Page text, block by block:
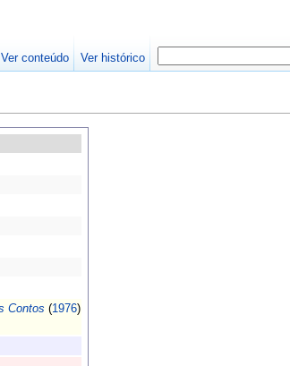
Contos (1976)
Ver conteúdo Ver histórico